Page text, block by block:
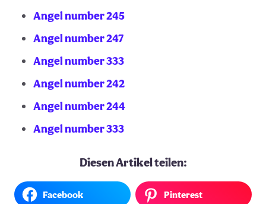
Angel number 245
Angel number 247
Angel number 333
Angel number 242
Angel number 244
Angel number 333
Diesen Artikel teilen:
Facebook Pinterest